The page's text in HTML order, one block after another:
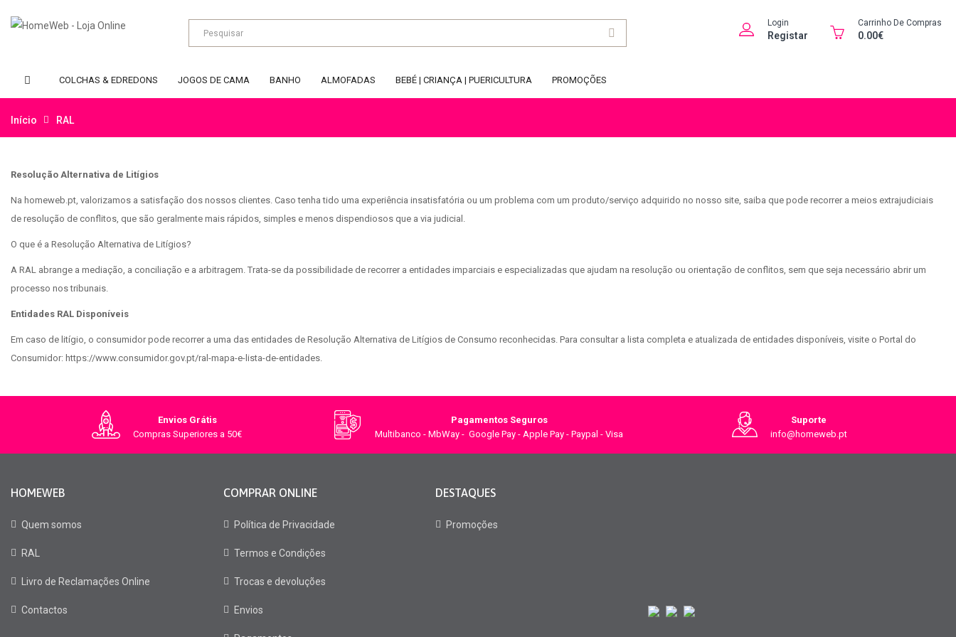
Carrinho De Compras
0.00€
Login
Registar
COLCHAS & EDREDONS JOGOS DE CAMA BANHO ALMOFADAS BEBÉ | CRIANÇA | PUERICULTURA PROMOÇÕES
Início RAL
Resolução Alternativa de Litígios
Na homeweb.pt, valorizamos a satisfação dos nossos clientes. Caso tenha tido uma experiência insatisfatória ou um problema com um produto/serviço adquirido no nosso site, saiba que pode recorrer a meios extrajudiciais
de resolução de conflitos, que são geralmente mais rápidos, simples e menos dispendiosos que a via judicial.
O que é a Resolução Alternativa de Litígios?
A RAL abrange a mediação, a conciliação e a arbitragem. Trata-se da possibilidade de recorrer a entidades imparciais e especializadas que ajudam na resolução ou orientação de conflitos, sem que seja necessário abrir um
processo nos tribunais.
Entidades RAL Disponíveis
Em caso de litígio, o consumidor pode recorrer a uma das entidades de Resolução Alternativa de Litígios de Consumo reconhecidas. Para consultar a lista completa e atualizada de entidades disponíveis, visite o Portal do
Consumidor: https://www.consumidor.gov.pt/ral-mapa-e-lista-de-entidades.
Envios Grátis
Compras Superiores a 50€
Pagamentos Seguros
Multibanco - MbWay - Google Pay - Apple Pay - Paypal - Visa
Suporte
info@homeweb.pt
HOMEWEB
Quem somos
RAL
Livro de Reclamações Online
Contactos
COMPRAR ONLINE
Política de Privacidade
Termos e Condições
Trocas e devoluções
Envios
DESTAQUES
Promoções